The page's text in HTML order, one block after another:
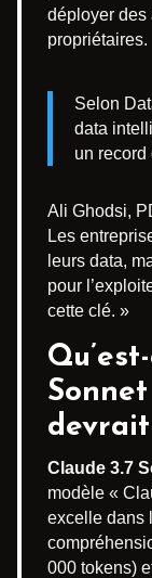
déployer des
propriétaires.
Selon
data
un
Ali Ghodsi,
Les
leurs data,
pour
cette clé. »
Claude 3.7
modèle «
excelle dans
000 tokens)